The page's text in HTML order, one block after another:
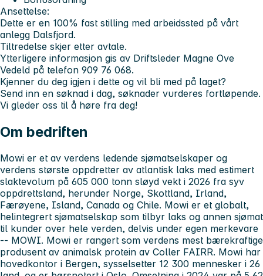
Ansettelse:
Dette er en 100% fast stilling med arbeidssted på vårt
anlegg Dalsfjord.
Tiltredelse skjer etter avtale.
Ytterligere informasjon gis av Driftsleder Magne Ove
Vedeld på telefon 909 76 068.
Kjenner du deg igjen i dette og vil bli med på laget?
Send inn en søknad i dag, søknader vurderes fortløpende.
Vi gleder oss til å høre fra deg!
Om bedriften
Mowi er et av verdens ledende sjømatselskaper og
verdens største oppdretter av atlantisk laks med estimert
slaktevolum på 605 000 tonn sløyd vekt i 2026 fra syv
oppdrettsland, herunder Norge, Skottland, Irland,
Færøyene, Island, Canada og Chile. Mowi er et globalt,
helintegrert sjømatselskap som tilbyr laks og annen sjømat
til kunder over hele verden, delvis under egen merkevare
-- MOWI. Mowi er rangert som verdens mest bærekraftige
produsent av animalsk protein av Coller FAIRR. Mowi har
hovedkontor i Bergen, sysselsetter 12 300 mennesker i 26